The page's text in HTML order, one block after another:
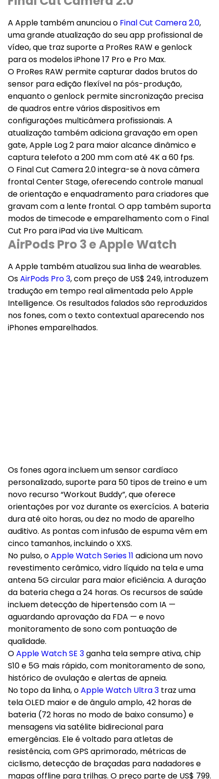
A Apple também anunciou o Final Cut Camera 2.0,
uma grande atualização do seu app profissional de
vídeo, que traz suporte a ProRes RAW e genlock
para os modelos iPhone 17 Pro e Pro Max.
O ProRes RAW permite capturar dados brutos do
sensor para edição flexível na pós-produção,
enquanto o genlock permite sincronização precisa
de quadros entre vários dispositivos em
configurações multicâmera profissionais. A
atualização também adiciona gravação em open
gate, Apple Log 2 para maior alcance dinâmico e
captura telefoto a 200 mm com até 4K a 60 fps.
O Final Cut Camera 2.0 integra-se à nova câmera
frontal Center Stage, oferecendo controle manual
de orientação e enquadramento para criadores que
gravam com a lente frontal. O app também suporta
modos de timecode e emparelhamento com o Final
Cut Pro para iPad via Live Multicam.
AirPods Pro 3 e Apple Watch
A Apple também atualizou sua linha de wearables.
OsAirPods Pro 3, com preço de US$ 249, introduzem
tradução em tempo real alimentada pelo Apple
Intelligence. Os resultados falados são reproduzidos
nos fones, com o texto contextual aparecendo nos
iPhones emparelhados.
Os fones agora incluem um sensor cardíaco
personalizado, suporte para 50 tipos de treino e um
novo recurso “Workout Buddy”, que oferece
orientações por voz durante os exercícios. A bateria
dura até oito horas, ou dez no modo de aparelho
auditivo. As pontas com infusão de espuma vêm em
cinco tamanhos, incluindo o XXS.
No pulso, oApple Watch Series 11 adiciona um novo
revestimento cerâmico, vidro líquido na tela e uma
antena 5G circular para maior eficiência. A duração
da bateria chega a 24 horas. Os recursos de saúde
incluem detecção de hipertensão com IA —
aguardando aprovação da FDA — e novo
monitoramento de sono com pontuação de
qualidade.
OApple Watch SE 3ganha tela sempre ativa, chip
S10 e 5G mais rápido, com monitoramento de sono,
histórico de ovulação e alertas de apneia.
No topo da linha, oApple Watch Ultra 3 traz uma
tela OLED maior e de ângulo amplo, 42 horas de
bateria (72 horas no modo de baixo consumo) e
mensagens via satélite bidirecional para
emergências. Ele é voltado para atletas de
resistência, com GPS aprimorado, métricas de
ciclismo, detecção de braçadas para nadadores e
mapas offline para trilhas. O preço parte de US$ 799.